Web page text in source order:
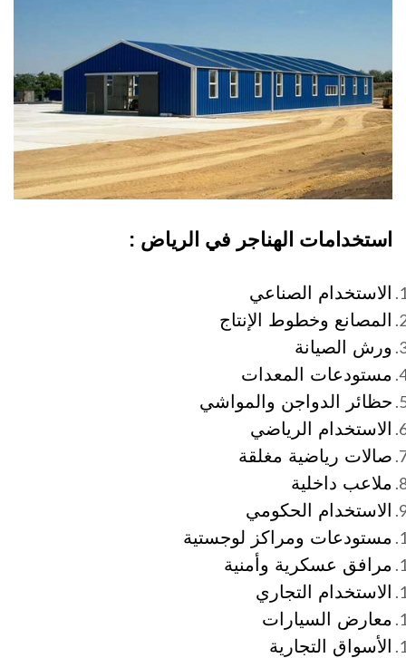
استخدامات الهناجر في الرياض :
الاستخدام الصناعي
المصانع وخطوط الإنتاج
ورش الصيانة
مستودعات المعدات
حظائر الدواجن والمواشي
الاستخدام الرياضي
صالات رياضية مغلقة
ملاعب داخلية
الاستخدام الحكومي
مستودعات ومراكز لوجستية
مرافق عسكرية وأمنية
الاستخدام التجاري
معارض السيارات
الأسواق التجارية